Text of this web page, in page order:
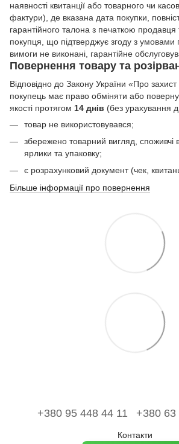
наявності квитанції або товарного чи
фактури), де вказана дата покупки,
гарантійного талона з печаткою продавця
покупця, що підтверджує згоду з умовами
вимоги не виконані, гарантійне
Повернення товару та
Відповідно до Закону України «Про захист
покупець має право обміняти або
якості протягом 14 днів (без урахування
товар не використовувався;
збережено товарний вигляд, споживчі
ярлики та упаковку;
є розрахунковий документ (чек,
Більше інформації про повернення
+380 95 448 44 11 +380 63
Контакти